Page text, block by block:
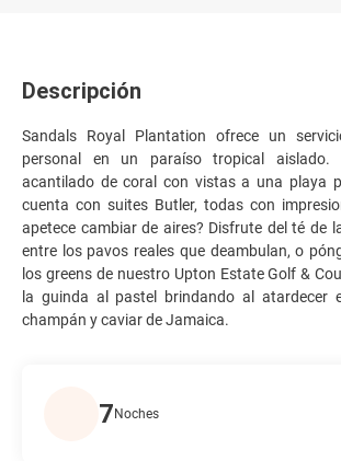
Descripción
Sandals Royal Plantation ofrece un
personal en un paraíso tropical aislado.
acantilado de coral con vistas a una playa
cuenta con suites Butler, todas con
apetece cambiar de aires? Disfrute del té de
entre los pavos reales que deambulan, o
los greens de nuestro Upton Estate Golf &
la guinda al pastel brindando al atardecer
champán y caviar de Jamaica.
7 Noches